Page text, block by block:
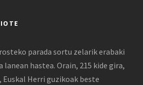
parada sortu zelarik erabaki
hastea. Orain, 215 kide gira,
Herri guzikoak beste